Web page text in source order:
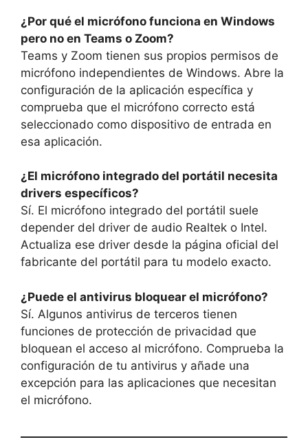
¿Por qué el micrófono funciona en Windows
pero no en Teams o Zoom?
Teams y Zoom tienen sus propios permisos de
micrófono independientes de Windows. Abre la
configuración de la aplicación específica y
comprueba que el micrófono correcto está
seleccionado como dispositivo de entrada en
esa aplicación.
¿El micrófono integrado del portátil necesita
drivers específicos?
Sí. El micrófono integrado del portátil suele
depender del driver de audio Realtek o Intel.
Actualiza ese driver desde la página oficial del
fabricante del portátil para tu modelo exacto.
¿Puede el antivirus bloquear el micrófono?
Sí. Algunos antivirus de terceros tienen
funciones de protección de privacidad que
bloquean el acceso al micrófono. Comprueba la
configuración de tu antivirus y añade una
excepción para las aplicaciones que necesitan
el micrófono.